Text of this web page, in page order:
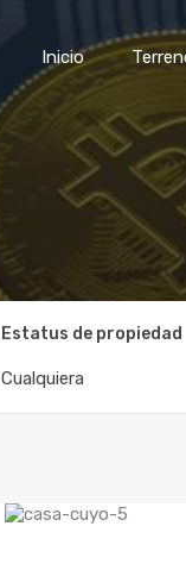
Inicio
Inicio
Estatus de propiedad
Cualquiera